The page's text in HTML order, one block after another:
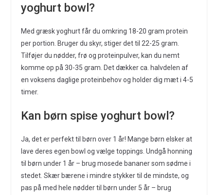
yoghurt bowl?
Med græsk yoghurt får du omkring 18-20 gram protein
per portion. Bruger du skyr, stiger det til 22-25 gram.
Tilføjer du nødder, frø og proteinpulver, kan du nemt
komme op på 30-35 gram. Det dækker ca. halvdelen af
en voksens daglige proteinbehov og holder dig mæt i 4-5
timer.
Kan børn spise yoghurt bowl?
Ja, det er perfekt til børn over 1 år! Mange børn elsker at
lave deres egen bowl og vælge toppings. Undgå honning
til børn under 1 år – brug mosede bananer som sødme i
stedet. Skær bærene i mindre stykker til de mindste, og
pas på med hele nødder til børn under 5 år – brug